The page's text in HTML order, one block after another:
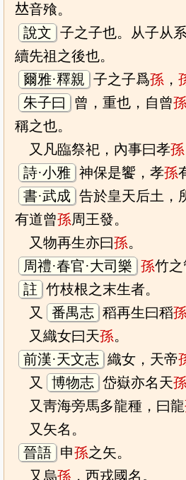
𠀤音飱。
說文 子之子也。从子从
續先祖之後也。
爾雅·釋親 子之子爲孫 ，
朱子曰
曾，重也，自曾孫
稱之也。
又凡臨祭祀，內事曰孝孫
詩·小雅 神保是饗，孝孫
書·武成 告於皇天后土，
有道曾孫周王發。
又物再生亦曰孫。
周禮·春官·大司樂 孫竹之
註 竹枝根之末生者。
又
番禺志 稻再生曰稻孫
又織女曰天孫。
前漢·天文志 織女，天帝
又
博物志 岱嶽亦名天孫
又靑海旁馬多龍種，曰龍
又矢名。
晉語 申孫之矢。
又烏孫 ，西戎國名。